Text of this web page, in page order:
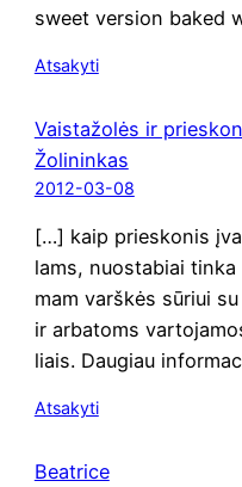
swe­et ver­sion baked
Atsakyti
Vaistažolės ir
Žolininkas
2012-03-08
[…] kaip prie­sko­nis
lams, nuo­sta­biai
mam varš­kės sūriui
ir arba­toms
liais. Dau­giau
Atsakyti
Beatrice